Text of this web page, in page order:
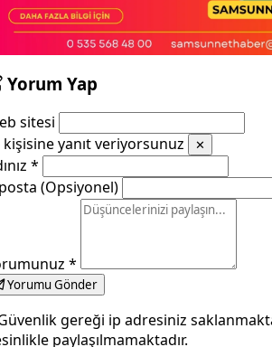
Yorum Yap
sitesi
kişisine yanıt veriyorsunuz
✕
*
(Opsiyonel)
*
Yorumu Gönder
gereği ip adresiniz
paylaşılmamaktadır.